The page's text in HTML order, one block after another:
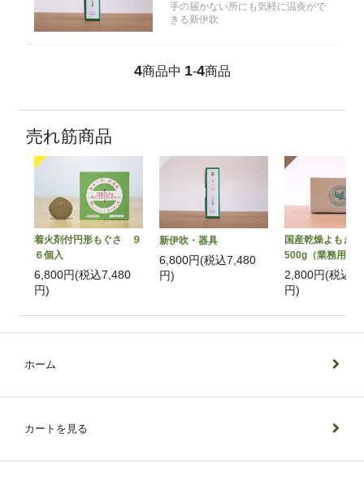
手の届かない所にも気軽に温灸がで
きる新伊吹
4商品中 1-4商品
売れ筋商品
着火剤付円形もぐさ ９
６個入
6,800円(税込7,480
円)
新伊吹・器具
6,800円(税込7,480
円)
国産乾燥よもぎ
500g（業務用）
2,800円(税込
円)
ホーム
カートを見る